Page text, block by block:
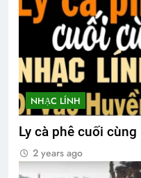
NHẠC LÍNH
Ly cà phê cuối cùng
2 years ago